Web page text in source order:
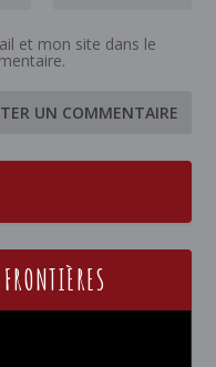
et mon site dans le